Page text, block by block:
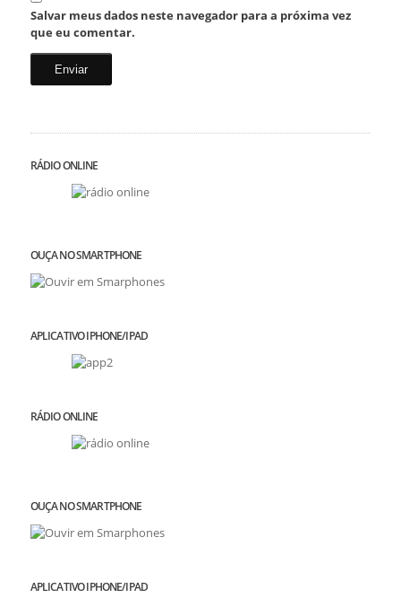
Salvar meus dados neste navegador para a próxima vez
que eu comentar.
RÁDIO ONLINE
OUÇA NO SMARTPHONE
APLICATIVO IPHONE/IPAD
RÁDIO ONLINE
OUÇA NO SMARTPHONE
APLICATIVO IPHONE/IPAD